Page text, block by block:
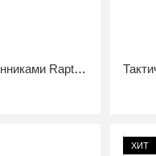
Брюки тактические с наколенниками Raptor Pro Gen 2 Мультикам Размер 50/4
ХИТ